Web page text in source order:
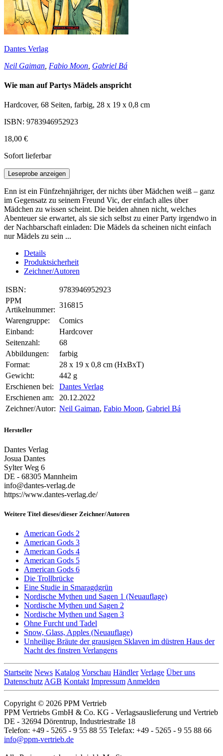
Dantes Verlag
Neil Gaiman Fabio Moon Gabriel Bá
Wie man auf Partys Mädels anspricht
Hardcover, 68 Seiten, farbig, 28 x 19 x 0,8 cm
ISBN: 9783946952923
18,00 €
Sofort lieferbar
Leseprobe anzeigen
Enn ist ein Fünfzehnjähriger, der nichts über Mädchen weiß – ganz
im Gegensatz zu seinem Freund Vic, der einfach alles über
Mädchen zu wissen scheint. Die beiden ahnen nicht, welches
Abenteuer sie erwartet, als sie sich selbst zu einer Party irgendwo in
der Nachbarschaft einladen: Die Mädels da scheinen nicht einfach
nur Mädels zu sein ...
Details
Produktsicherheit
Zeichner/Autoren
ISBN:
9783946952923
PPM
Artikelnummer:
316815
Warengruppe:
Comics
Einband:
Hardcover
Seitenzahl:
68
Abbildungen:
farbig
Format:
28 x 19 x 0,8 cm (HxBxT)
Gewicht:
442 g
Erschienen bei:
Dantes Verlag
Erschienen am:
20.12.2022
Zeichner/Autor: Neil Gaiman, Fabio Moon, Gabriel Bá
Hersteller
Dantes Verlag
Josua Dantes
Sylter Weg 6
DE - 68305 Mannheim
info@dantes-verlag.de
https://www.dantes-verlag.de/
Weitere Titel dieses/dieser Zeichner/Autoren
American Gods 2
American Gods 3
American Gods 4
American Gods 5
American Gods 6
Die Trollbrücke
Eine Studie in Smaragdgrün
Nordische Mythen und Sagen 1 (Neuauflage)
Nordische Mythen und Sagen 2
Nordische Mythen und Sagen 3
Ohne Furcht und Tadel
Snow, Glass, Apples (Neuauflage)
Unheilige Bräute der grausigen Sklaven im düstren Haus der
Nacht des finstren Verlangens
Startseite News Katalog Vorschau Händler Verlage Über uns
Datenschutz AGB Kontakt Impressum Anmelden
Copyright © 2026 PPM Vertrieb
PPM Vertriebs GmbH & Co. KG - Verlagsauslieferung und Vertrieb
DE - 32694 Dörentrup, Industriestraße 18
Telefon: +49 - 5265 - 9 55 88 55 Telefax: +49 - 5265 - 9 55 88 66
info@ppm-vertrieb.de